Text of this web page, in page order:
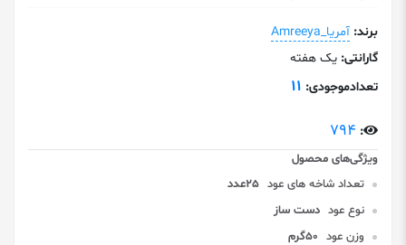
برند: آمریا_Amreeya
گارانتی: یک هفته
تعدادموجودی: 11
:
794
تعداد شاخه های عود 25عدد
نوع عود دست ساز
وزن عود 50گرم